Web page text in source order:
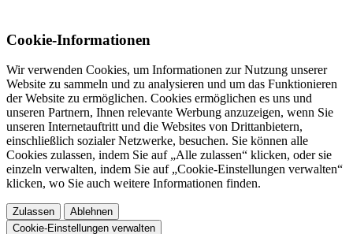
Cookie-Informationen
Wir verwenden Cookies, um Informationen zur Nutzung unserer
Website zu sammeln und zu analysieren und um das Funktionieren
der Website zu ermöglichen. Cookies ermöglichen es uns und
unseren Partnern, Ihnen relevante Werbung anzuzeigen, wenn Sie
unseren Internetauftritt und die Websites von Drittanbietern,
einschließlich sozialer Netzwerke, besuchen. Sie können alle
Cookies zulassen, indem Sie auf „Alle zulassen“ klicken, oder sie
einzeln verwalten, indem Sie auf „Cookie-Einstellungen verwalten“
klicken, wo Sie auch weitere Informationen finden.
Zulassen
Ablehnen
Cookie-Einstellungen verwalten